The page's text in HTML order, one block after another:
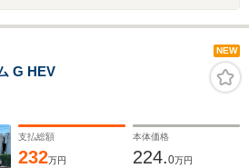
NEW
G HEV
支払総額
232万円
本体価格
224.0万円